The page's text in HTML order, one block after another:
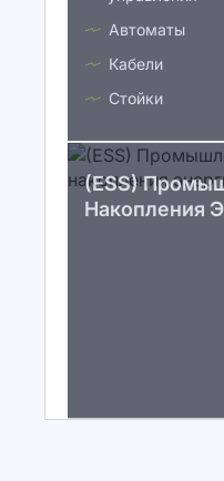
Автоматы
Кабели
Стойки
(ESS)
Накопления